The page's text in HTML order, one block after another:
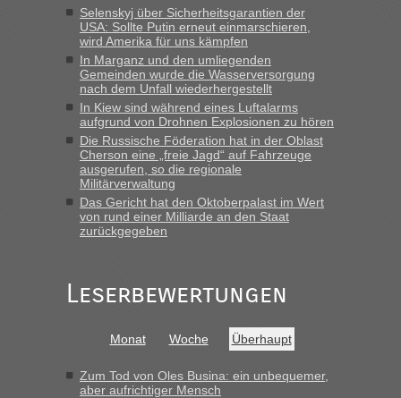
Selenskyj über Sicherheitsgarantien der
USA: Sollte Putin erneut einmarschieren,
wird Amerika für uns kämpfen
In Marganz und den umliegenden
Gemeinden wurde die Wasserversorgung
nach dem Unfall wiederhergestellt
In Kiew sind während eines Luftalarms
aufgrund von Drohnen Explosionen zu hören
Die Russische Föderation hat in der Oblast
Cherson eine „freie Jagd“ auf Fahrzeuge
ausgerufen, so die regionale
Militärverwaltung
Das Gericht hat den Oktoberpalast im Wert
von rund einer Milliarde an den Staat
zurückgegeben
Leserbewertungen
Monat Woche Überhaupt
Zum Tod von Oles Busina: ein unbequemer,
aber aufrichtiger Mensch